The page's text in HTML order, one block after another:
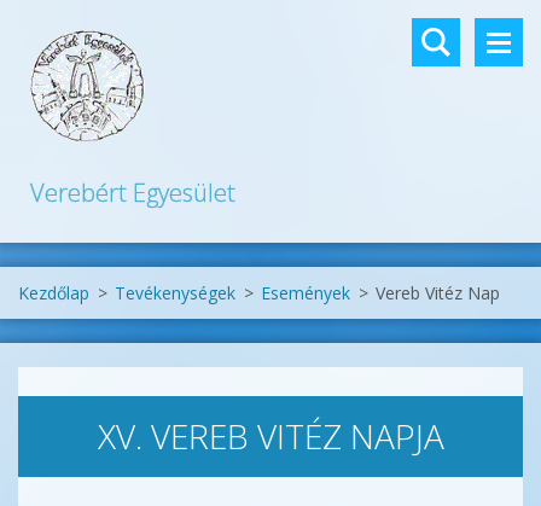
Verebért Egyesület
Kezdőlap > Tevékenységek > Események > Vereb Vitéz Nap
XV. VEREB VITÉZ NAPJA